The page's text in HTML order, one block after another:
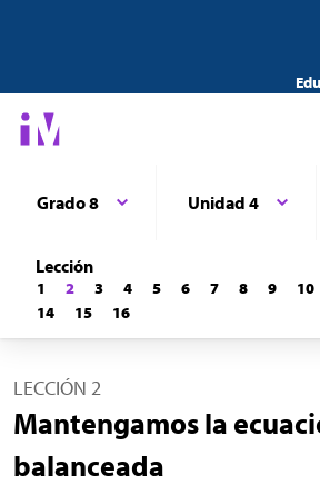
Grado 8 Unidad 4
Lección
1 2 3 4 5 6 7 8 9 10
14
15 16
LECCIÓN 2
Mantengamos la
balanceada